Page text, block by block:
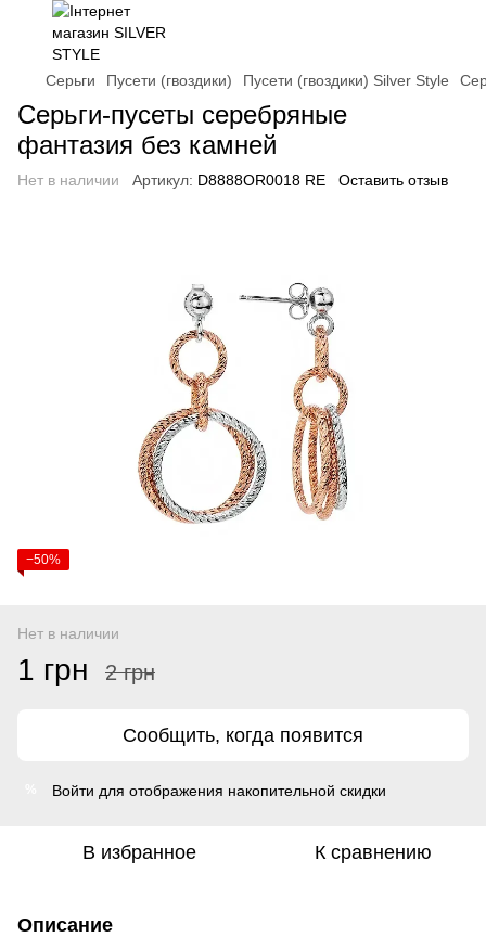
Серьги Пусети (гвоздики) Пусети (гвоздики) Silver Style
Серьги-пусеты серебряные
фантазия без камней
Нет в наличии Артикул: D8888OR0018 RE Оставить отзыв
−50%
Нет в наличии
1 грн 2 грн
Сообщить, когда появится
Войти для отображения накопительной скидки
В избранное К сравнению
Описание